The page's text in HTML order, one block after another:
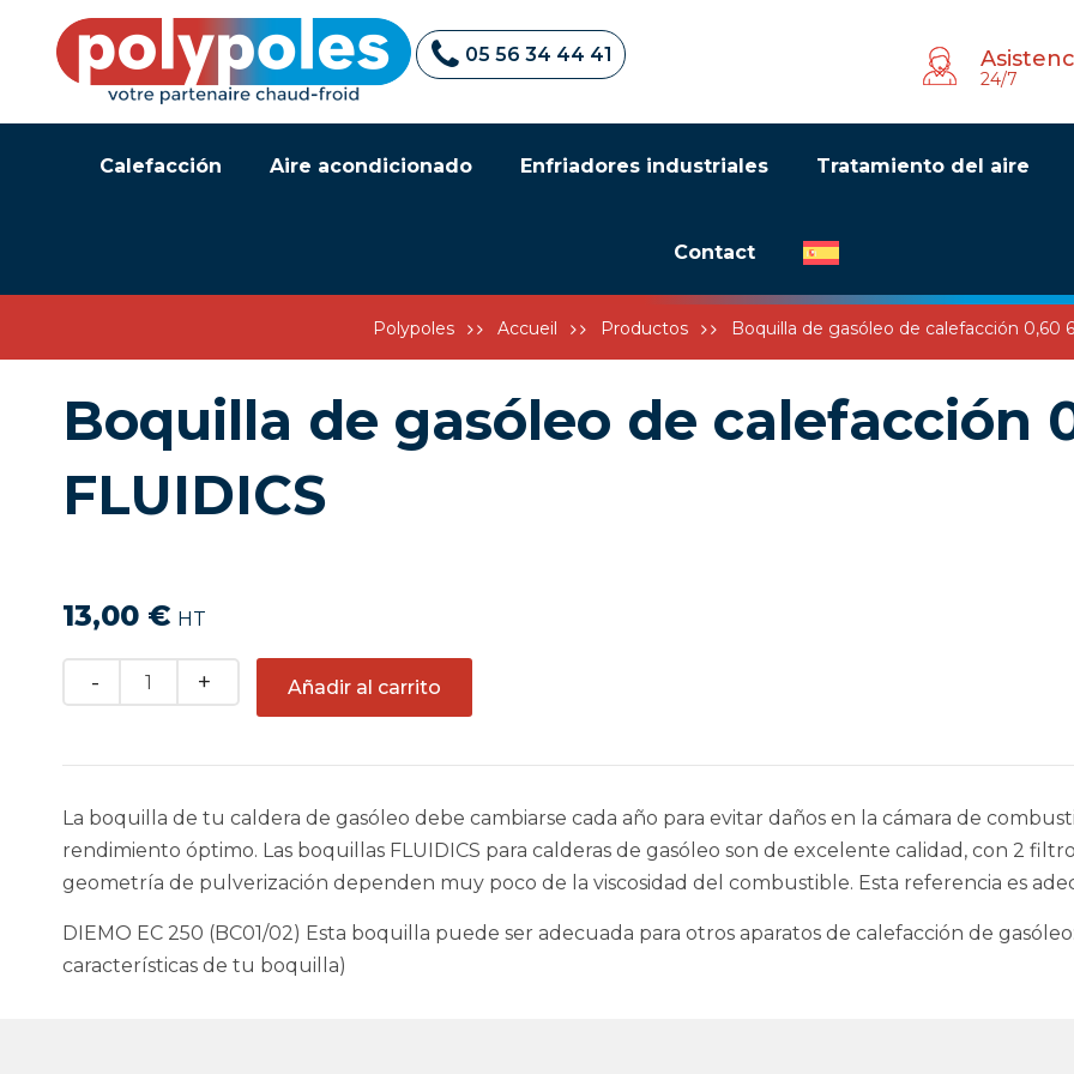
05 56 34 44 41
24/7
Calefacción Aire acondicionado Enfriadores industriales Tratamiento del aire
Contact
Polypoles Accueil Productos Boquilla de gasóleo de calefacción 0,60
Boquilla de gasóleo de calefacción
FLUIDICS
13,00 € HT
Quantity
Añadir al carrito
La boquilla de tu caldera de gasóleo debe cambiarse cada año para evitar daños en la cámara de
rendimiento óptimo. Las boquillas FLUIDICS para calderas de gasóleo son de excelente calidad, con 2
geometría de pulverización dependen muy poco de la viscosidad del combustible. Esta referencia es
DIEMO EC 250 (BC01/02) Esta boquilla puede ser adecuada para otros aparatos de calefacción de
características de tu boquilla)